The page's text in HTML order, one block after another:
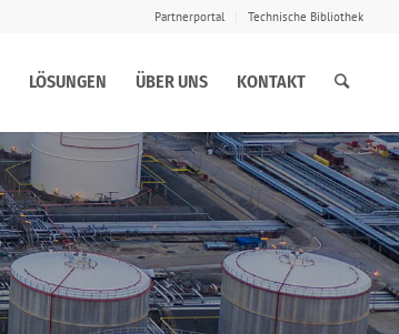
Partnerportal Technische Bibliothek
LÖSUNGEN ÜBER UNS KONTAKT